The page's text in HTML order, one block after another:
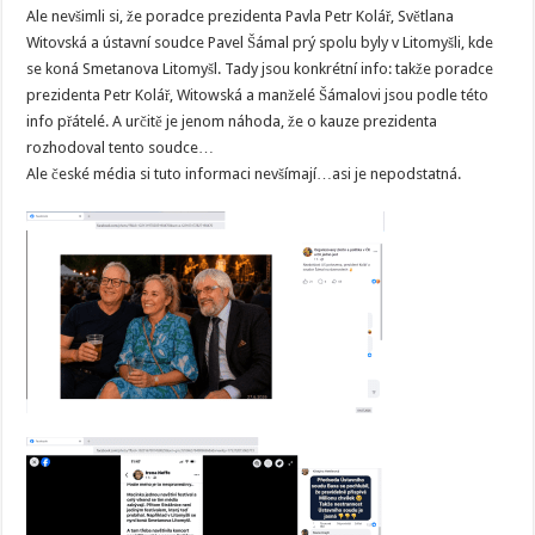
Ale nevšimli si, že poradce prezidenta Pavla Petr Kolář, Světlana
Witovská a ústavní soudce Pavel Šámal prý spolu byly v Litomyšli, kde
se koná Smetanova Litomyšl. Tady jsou konkrétní info: takže poradce
prezidenta Petr Kolář, Witowská a manželé Šámalovi jsou podle této
info přátelé. A určitě je jenom náhoda, že o kauze prezidenta
rozhodoval tento soudce…
Ale české média si tuto informaci nevšímají…asi je nepodstatná.